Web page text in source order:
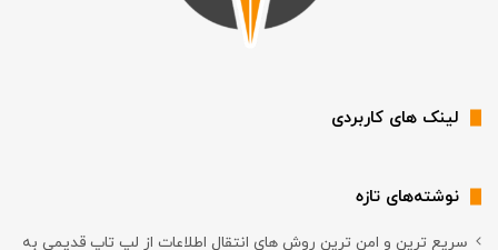
لینک های کاربردی
نوشته‌های تازه
سریع ترین و امن ترین روش های انتقال اطلاعات از لپ تاپ قدیمی به